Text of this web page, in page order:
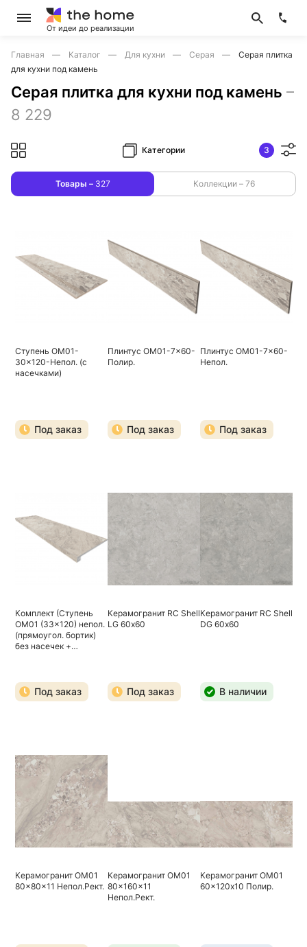
От идеи до реализации
Главная Каталог Для кухни Серая
Серая плитка
для кухни под камень
Серая плитка для кухни под камень –
8 229
Категории 3
Товары – 327 Коллекции – 76
Ступень OM01-
30x120-Непол. (с
насечками)
Под заказ
Плинтус OM01-7x60-
Полир.
Под заказ
Плинтус OM01-7x60-
Непол.
Под заказ
Комплект (Ступень
OM01 (33x120) непол.
(прямоугол. бортик)
без насечек +
Под заказ
Керамогранит RC Shell
LG 60х60
Под заказ
Керамогранит RC Shell
DG 60х60
В наличии
Керамогранит OM01
80x80x11 Непол.Рект.
Керамогранит OM01
80x160x11
Непол.Рект.
Керамогранит OM01
60x120х10 Полир.